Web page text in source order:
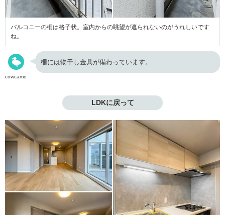
バルコニーの柵は格子状。室内からの眺望が遮られないのがうれしいです
ね。
cowcamo
柵には物干し金具が備わっています。
LDKに戻って